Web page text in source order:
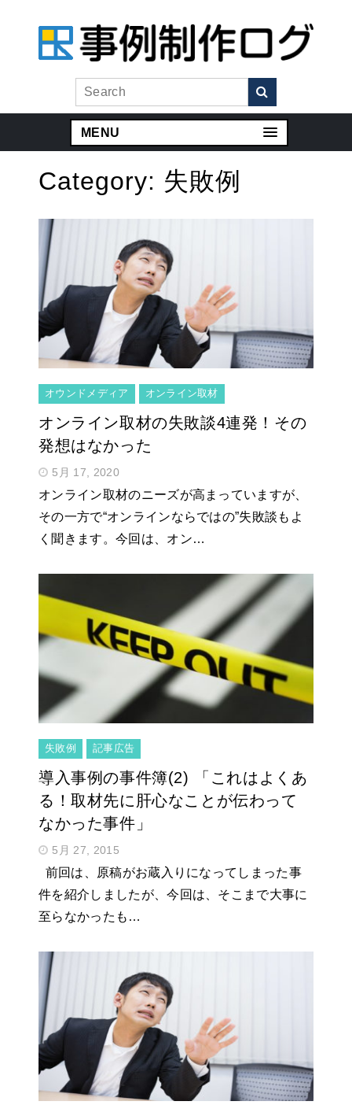
MENU
Category: 失敗例
オウンドメディア オンライン取材
オンライン取材の失敗談4連発！その
発想はなかった
5月 17, 2020
オンライン取材のニーズが高まっていますが、
その一方で“オンラインならではの”失敗談もよ
く聞きます。今回は、オン…
失敗例 記事広告
導入事例の事件簿(2) 「これはよくあ
る！取材先に肝心なことが伝わって
なかった事件」
5月 27, 2015
前回は、原稿がお蔵入りになってしまった事
件を紹介しましたが、今回は、そこまで大事に
至らなかったも…